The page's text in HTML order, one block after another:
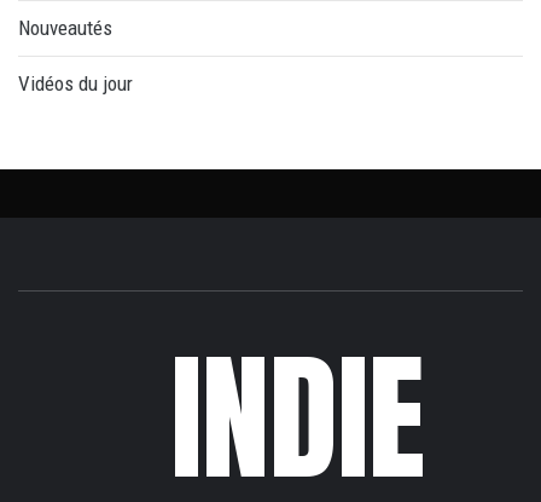
Nouveautés
Vidéos du jour
INDIE